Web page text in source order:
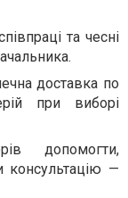
та чесні
доставка по
при виборі
допомогти,
консультацію —